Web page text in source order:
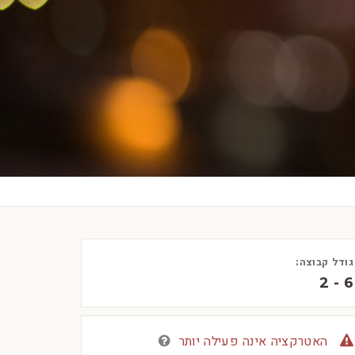
גודל קבוצה:
2 - 6
האטרקציה אינה פעילה יותר